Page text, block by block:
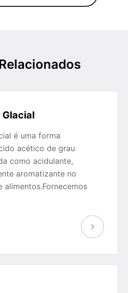
é uma forma
acético de grau
como acidulante,
aromatizante no
alimentos.Fornecemos